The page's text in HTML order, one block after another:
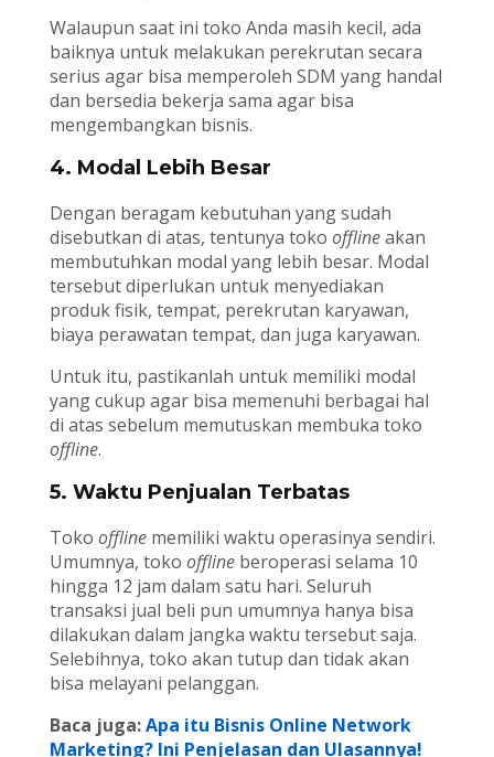
Walaupun saat ini toko Anda masih kecil, ada
baiknya untuk melakukan perekrutan secara
serius agar bisa memperoleh SDM yang handal
dan bersedia bekerja sama agar bisa
mengembangkan bisnis.
4. Modal Lebih Besar
Dengan beragam kebutuhan yang sudah
disebutkan di atas, tentunya toko offlineakan
membutuhkan modal yang lebih besar. Modal
tersebut diperlukan untuk menyediakan
produk fisik, tempat, perekrutan karyawan,
biaya perawatan tempat, dan juga karyawan.
Untuk itu, pastikanlah untuk memiliki modal
yang cukup agar bisa memenuhi berbagai hal
di atas sebelum memutuskan membuka toko
offline.
5. Waktu Penjualan Terbatas
Toko offlinememiliki waktu operasinya sendiri.
Umumnya, toko offlineberoperasi selama 10
hingga 12 jam dalam satu hari. Seluruh
transaksi jual beli pun umumnya hanya bisa
dilakukan dalam jangka waktu tersebut saja.
Selebihnya, toko akan tutup dan tidak akan
bisa melayani pelanggan.
Baca juga:Apa itu Bisnis Online Network
Marketing? Ini Penjelasan dan Ulasannya!